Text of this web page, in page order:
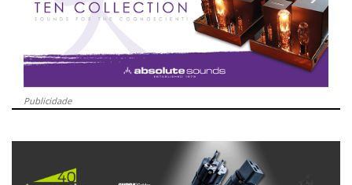
Publicidade